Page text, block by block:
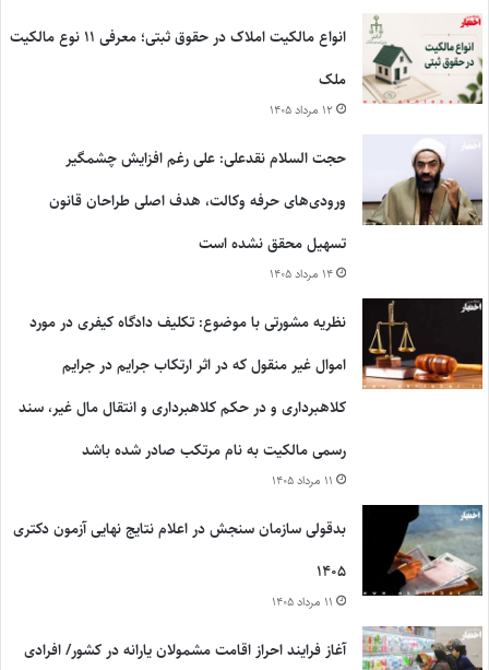
انواع مالکیت املاک در حقوق ثبتی؛ معرفی ۱۱ نوع مالکیت
ملک
۱۲ مرداد ۱۴۰۵
حجت السلام نقدعلی: علی رغم افزایش چشمگیر
ورودی‌های حرفه وکالت، هدف اصلی طراحان قانون
تسهیل محقق نشده است
۱۴ مرداد ۱۴۰۵
نظریه مشورتی با موضوع: تکلیف دادگاه کیفری در مورد
اموال غیر منقول که در اثر ارتکاب جرایم در جرایم
کلاهبرداری و در حکم کلاهبرداری و انتقال مال غیر، سند
رسمی مالکیت به نام مرتکب صادر شده باشد
۱۱ مرداد ۱۴۰۵
بدقولی سازمان سنجش در اعلام نتایج نهایی آزمون دکتری
۱۴۰۵
۱۱ مرداد ۱۴۰۵
آغاز فرایند احراز اقامت مشمولان یارانه در کشور/ افرادی